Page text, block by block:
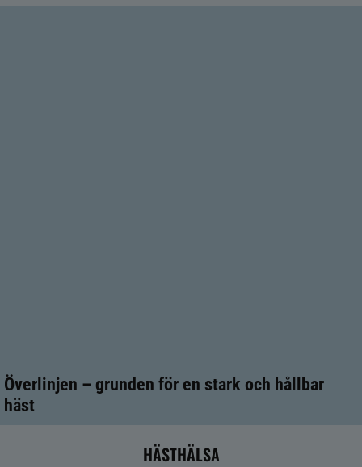
Överlinjen – grunden för en stark och hållbar
häst
HÄSTHÄLSA